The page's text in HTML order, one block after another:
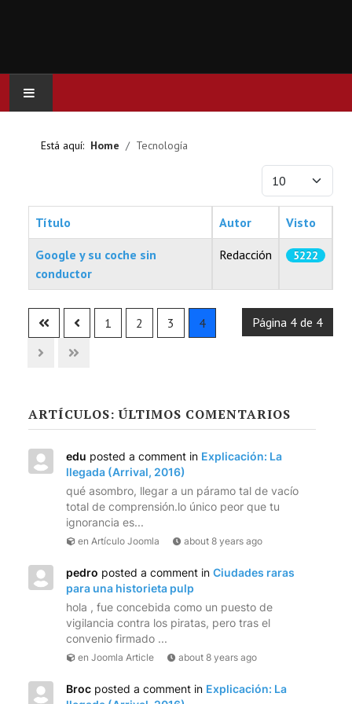
CINE
SERIES
JUEGOS
OCIO
LETRAS
CIENCIA
SALUD
Está aquí: Home Tecnología
Cantidad a
Título Autor Visto
Google y su coche sin
conductor
Redacción 5222
Página 4 de 4
1 2 3 4
ARTÍCULOS: ÚLTIMOS COMENTARIOS
edu posted a comment in Explicación: La
llegada (Arrival, 2016)
qué asombro, llegar a un páramo tal de vacío
total de comprensión.lo único peor que tu
ignorancia es...
en Artículo Joomla about 8 years ago
pedro posted a comment in Ciudades raras
para una historieta pulp
hola , fue concebida como un puesto de
vigilancia contra los piratas, pero tras el
convenio firmado ...
en Joomla Article about 8 years ago
Broc posted a comment in Explicación: La